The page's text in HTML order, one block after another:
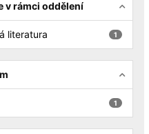
v rámci oddělení
1
literatura
1